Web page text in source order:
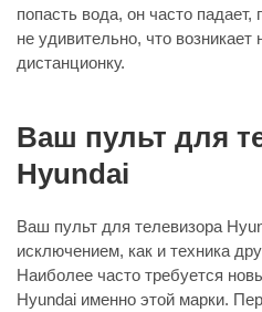
попасть вода, он часто
не удивительно, что
дистанционку.
Ваш пульт для
Hyundai
Ваш пульт для телевизора
исключением, как и техника
Наиболее часто требуется
Hyundai именно этой марки.